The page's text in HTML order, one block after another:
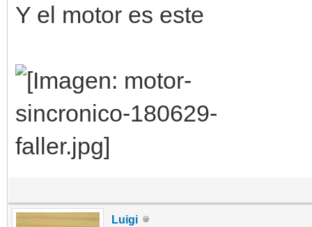
Y el motor es este
Luigi